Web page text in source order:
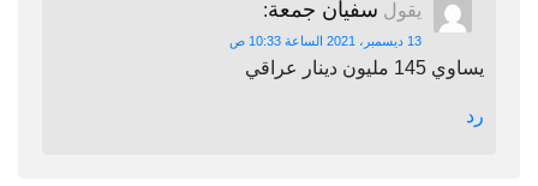
يقول سفيان جمعة:
13 ديسمبر، 2021 الساعة 10:33 ص
يساوي 145 مليون دينار عراقي
رد